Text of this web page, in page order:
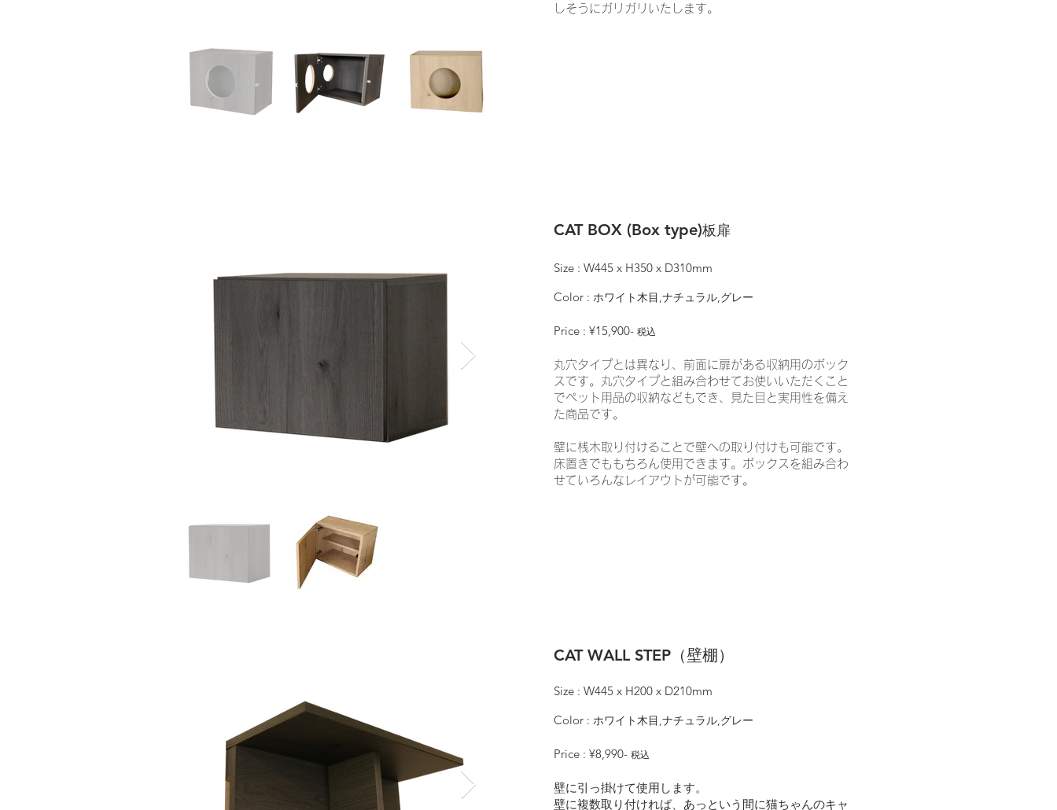
しそうにガリガリいたします。
CAT BOX (Box type)板扉
Size : W445 x H350 x D310mm
Color : ホワイト木目,ナチュラル,グレー
Price : ¥15,900- 税込
丸穴タイプとは異なり、前面に扉がある収納用のボック
スです。丸穴タイプと組み合わせてお使いいただくこと
でペット用品の収納などもでき、見た目と実用性を備え
た商品です。
壁に桟木取り付けることで壁への取り付けも可能です。
床置きでももちろん使用できます。ボックスを組み合わ
せていろんなレイアウトが可能です。
CAT WALL STEP（壁棚）
Size : W445 x H200 x D210mm
Color : ホワイト木目,ナチュラル,グレー
Price : ¥8,990- 税込
壁に引っ掛けて使用します。
壁に複数取り付ければ、あっという間に猫ちゃんのキャ